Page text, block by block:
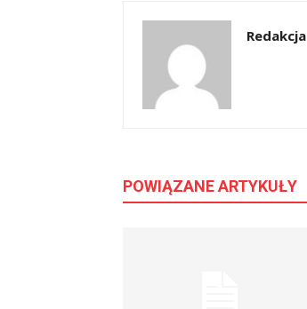
Redakcja
POWIĄZANE ARTYKUŁY